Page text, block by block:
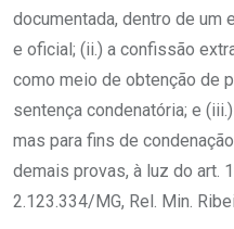
documentada, dentro de
e oficial; (ii.) a confissão
como meio de obtenção de
sentença condenatória; e
mas para fins de
demais provas, à luz do art.
2.123.334/MG, Rel. Min.